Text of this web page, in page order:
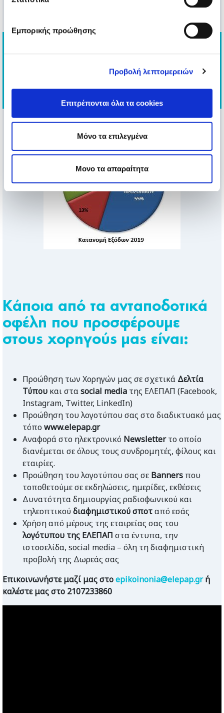
Εμπορικής προώθησης
Προβολή λεπτομερειών
Επιτρέπονται όλα τα cookies
Μόνο τα επιλεγμένα
Μονο τα απαραίτητα
Κάποια από τα ανταποδοτικά
οφέλη που προσφέρουμε
στους χορηγούς μας είναι:
Προώθηση των Χορηγών μας σε σχετικά Δελτία
Τύπου και σταsocial media της ΕΛΕΠΑΠ (Facebook,
Instagram, Twitter, LinkedIn)
Προώθηση του λογοτύπου σας στο διαδικτυακό μας
τόπο www.elepap.gr
Αναφορά στο ηλεκτρονικό Newsletterτο οποίο
διανέμεται σε όλους τους συνδρομητές, φίλους και
εταιρίες.
Προώθηση του λογοτύπου σας σε Banners που
τοποθετούμε σε εκδηλώσεις, ημερίδες, εκθέσεις
Δυνατότητα δημιουργίας ραδιοφωνικού και
τηλεοπτικού διαφημιστικού σποταπό εσάς
Χρήση από μέρους της εταιρείας σας του
λογότυπου της ΕΛΕΠΑΠ στα έντυπα, την
ιστοσελίδα, social media – όλη τη διαφημιστική
προβολή της Δωρεάς σας
Επικοινωνήστε μαζί μας στοepikoinonia@elepap.grή
καλέστε μας στο 2107233860